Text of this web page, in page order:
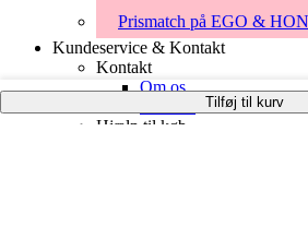
Tilføj til kurv
Prismatch på EGO &
Kundeservice & Kontakt
Kontakt
Om os
Hjælp til køb